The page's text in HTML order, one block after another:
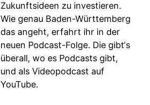
Zukunftsideen zu investieren.
Wie genau Baden-Württemberg
das angeht, erfahrt ihr in der
neuen Podcast-Folge. Die gibt‘s
überall, wo es Podcasts gibt,
und als Videopodcast auf
YouTube.